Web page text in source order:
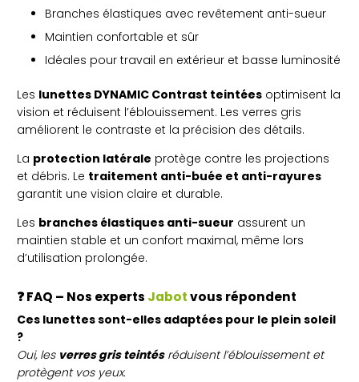
Branches élastiques avec revêtement anti-sueur
Maintien confortable et sûr
Idéales pour travail en extérieur et basse luminosité
Les lunettes DYNAMIC Contrast teintées optimisent la
vision et réduisent l’éblouissement. Les verres gris
améliorent le contraste et la précision des détails.
La protection latérale protège contre les projections
et débris. Le traitement anti-buée et anti-rayures
garantit une vision claire et durable.
Les branches élastiques anti-sueur assurent un
maintien stable et un confort maximal, même lors
d’utilisation prolongée.
❓ FAQ – Nos experts Jabotvous répondent
Ces lunettes sont-elles adaptées pour le plein soleil
?
Oui, les verres gris teintésréduisent l’éblouissement et
protègent vos yeux.